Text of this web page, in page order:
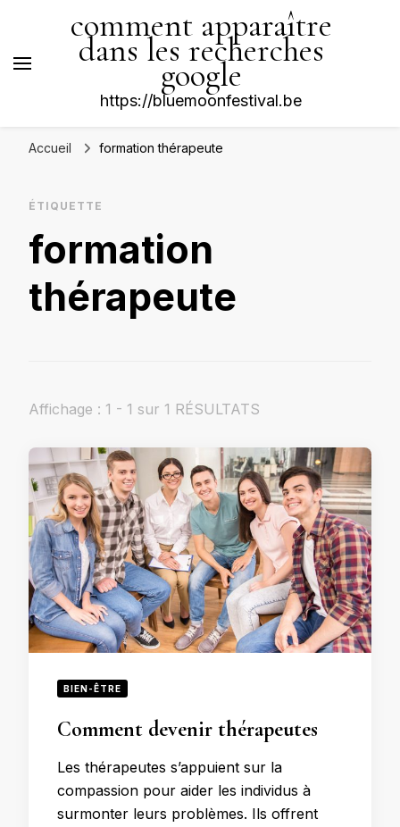
comment apparaître
dans les recherches
google
https://bluemoonfestival.be
Accueil formation thérapeute
ÉTIQUETTE
formation
thérapeute
Affichage : 1 - 1 sur 1 RÉSULTATS
BIEN-ÊTRE
Comment devenir thérapeutes
Les thérapeutes s’appuient sur la
compassion pour aider les individus à
surmonter leurs problèmes. Ils offrent